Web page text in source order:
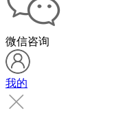
微信咨询
我的